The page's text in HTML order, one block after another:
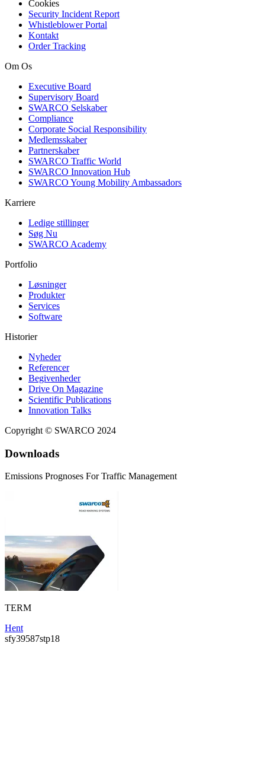
Cookies
Security Incident Report
Whistleblower Portal
Kontakt
Order Tracking
Om Os
Executive Board
Supervisory Board
SWARCO Selskaber
Compliance
Corporate Social Responsibility
Medlemsskaber
Partnerskaber
SWARCO Traffic World
SWARCO Innovation Hub
SWARCO Young Mobility Ambassadors
Karriere
Ledige stillinger
Søg Nu
SWARCO Academy
Portfolio
Løsninger
Produkter
Services
Software
Historier
Nyheder
Referencer
Begivenheder
Drive On Magazine
Scientific Publications
Innovation Talks
Copyright © SWARCO 2024
Downloads
Emissions Prognoses For Traffic Management
TERM
Hent
sfy39587stp18